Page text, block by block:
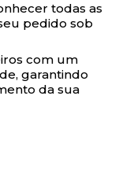
todas as
pedido sob
com um
garantindo
da sua